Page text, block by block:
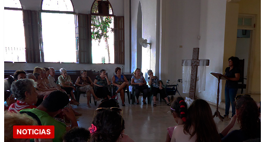
NOTICIAS